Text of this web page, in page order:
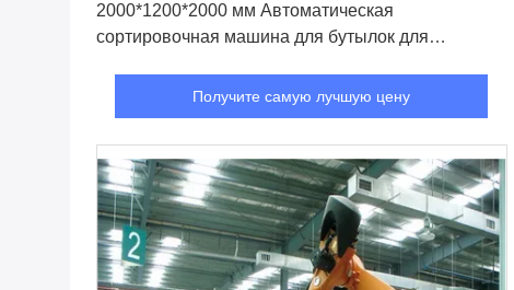
2000*1200*2000 мм Автоматическая
сортировочная машина для бутылок для
Получите самую лучшую цену